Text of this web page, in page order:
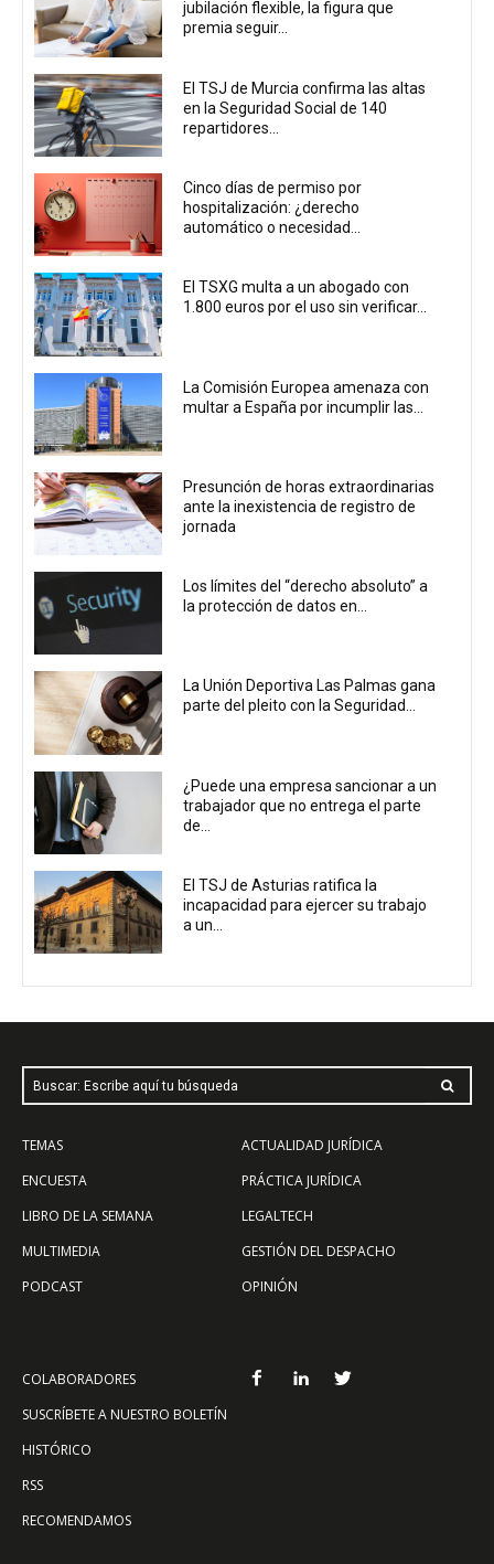
jubilación flexible, la figura que
premia seguir...
El TSJ de Murcia confirma las altas
en la Seguridad Social de 140
repartidores...
Cinco días de permiso por
hospitalización: ¿derecho
automático o necesidad...
El TSXG multa a un abogado con
1.800 euros por el uso sin verificar...
La Comisión Europea amenaza con
multar a España por incumplir las...
Presunción de horas extraordinarias
ante la inexistencia de registro de
jornada
Los límites del “derecho absoluto” a
la protección de datos en...
La Unión Deportiva Las Palmas gana
parte del pleito con la Seguridad...
¿Puede una empresa sancionar a un
trabajador que no entrega el parte
de...
El TSJ de Asturias ratifica la
incapacidad para ejercer su trabajo
a un...
Buscar: Escribe aquí tu búsqueda
TEMAS
ENCUESTA
LIBRO DE LA SEMANA
MULTIMEDIA
PODCAST
ACTUALIDAD JURÍDICA
PRÁCTICA JURÍDICA
LEGALTECH
GESTIÓN DEL DESPACHO
OPINIÓN
COLABORADORES
SUSCRÍBETE A NUESTRO BOLETÍN
HISTÓRICO
RSS
RECOMENDAMOS